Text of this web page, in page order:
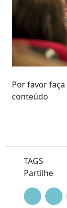
Por favor faça
conteúdo
TAGS
Partilhe